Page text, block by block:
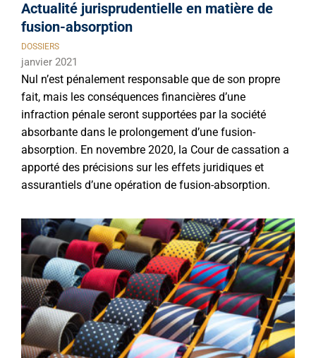
Actualité jurisprudentielle en matière de
fusion-absorption
DOSSIERS
janvier 2021
Nul n’est pénalement responsable que de son propre
fait, mais les conséquences financières d’une
infraction pénale seront supportées par la société
absorbante dans le prolongement d’une fusion-
absorption. En novembre 2020, la Cour de cassation a
apporté des précisions sur les effets juridiques et
assurantiels d’une opération de fusion-absorption.